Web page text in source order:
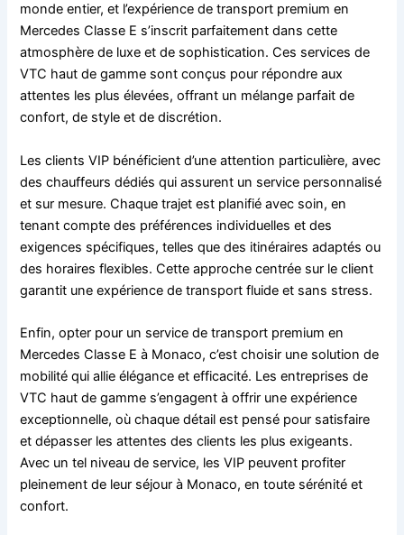
monde entier, et l’expérience de transport premium en
Mercedes Classe E s’inscrit parfaitement dans cette
atmosphère de luxe et de sophistication. Ces services de
VTC haut de gamme sont conçus pour répondre aux
attentes les plus élevées, offrant un mélange parfait de
confort, de style et de discrétion.
Les clients VIP bénéficient d’une attention particulière, avec
des chauffeurs dédiés qui assurent un service personnalisé
et sur mesure. Chaque trajet est planifié avec soin, en
tenant compte des préférences individuelles et des
exigences spécifiques, telles que des itinéraires adaptés ou
des horaires flexibles. Cette approche centrée sur le client
garantit une expérience de transport fluide et sans stress.
Enfin, opter pour un service de transport premium en
Mercedes Classe E à Monaco, c’est choisir une solution de
mobilité qui allie élégance et efficacité. Les entreprises de
VTC haut de gamme s’engagent à offrir une expérience
exceptionnelle, où chaque détail est pensé pour satisfaire
et dépasser les attentes des clients les plus exigeants.
Avec un tel niveau de service, les VIP peuvent profiter
pleinement de leur séjour à Monaco, en toute sérénité et
confort.